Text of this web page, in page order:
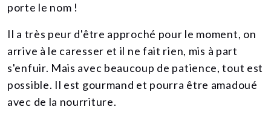
porte le nom !
Il a très peur d'être approché pour le moment, on
arrive à le caresser et il ne fait rien, mis à part
s'enfuir. Mais avec beaucoup de patience, tout est
possible. Il est gourmand et pourra être amadoué
avec de la nourriture.